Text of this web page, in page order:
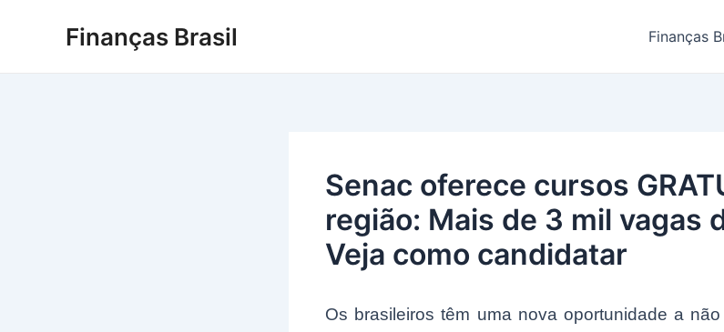
Finanças Brasil Finanças
Senac oferece cursos
região: Mais de 3 mil vagas
Veja como candidatar
Os brasileiros têm uma nova oportunidade a